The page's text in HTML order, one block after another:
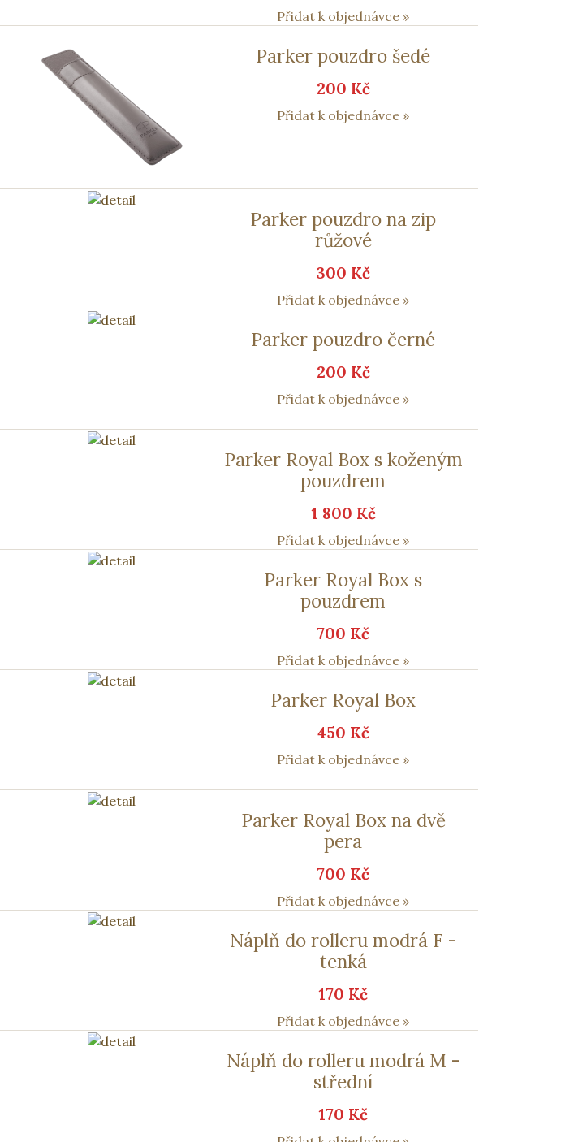
Přidat k objednávce »
Parker pouzdro šedé
200 Kč
Přidat k objednávce »
Parker pouzdro na zip
růžové
300 Kč
Přidat k objednávce »
Parker pouzdro černé
200 Kč
Přidat k objednávce »
Parker Royal Box s koženým
pouzdrem
1 800 Kč
Přidat k objednávce »
Parker Royal Box s
pouzdrem
700 Kč
Přidat k objednávce »
Parker Royal Box
450 Kč
Přidat k objednávce »
Parker Royal Box na dvě
pera
700 Kč
Přidat k objednávce »
Náplň do rolleru modrá F -
tenká
170 Kč
Přidat k objednávce »
Náplň do rolleru modrá M -
střední
170 Kč